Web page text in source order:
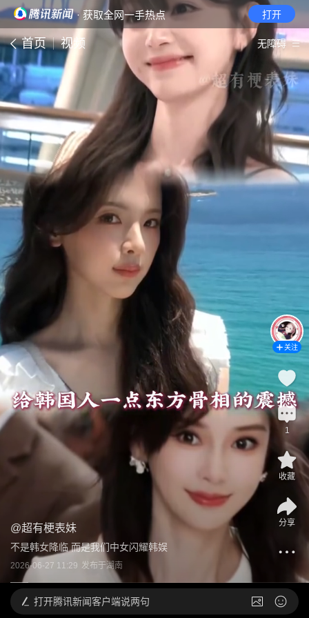
· 获取全网一手热点 打开
首页 视频 无障碍
@超有梗表妹
不是韩女降临 而是我们中女闪耀韩娱
2026-06-27 11:29 发布于湖南
关注
1
收藏
分享
打开腾讯新闻客户端说两句